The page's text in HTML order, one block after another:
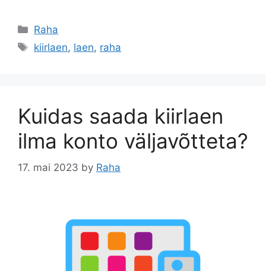
Categories
Raha
Tags
kiirlaen, laen, raha
Kuidas saada kiirlaen
ilma konto väljavõtteta?
17. mai 2023 by Raha